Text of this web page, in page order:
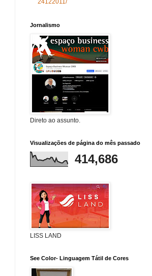
24122011/
Jornalismo
Direto ao assunto.
Visualizações de página do mês passado
414,686
LISS LAND
See Color- Linguagem Tátil de Cores